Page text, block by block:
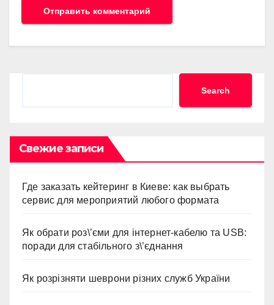
Search
Свежие записи
Где заказать кейтеринг в Киеве: как выбрать
сервис для мероприятий любого формата
Як обрати роз\’єми для інтернет-кабелю та USB:
поради для стабільного з\’єднання
Як розрізняти шеврони різних служб України